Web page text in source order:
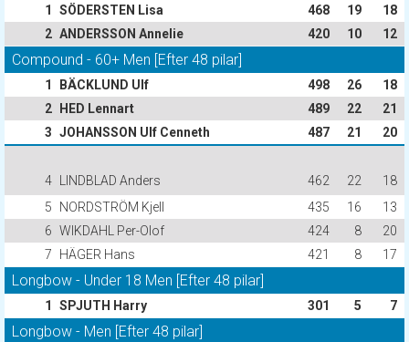
1 SÖDERSTEN Lisa 468 19
18
2 ANDERSSON Annelie 420 10 12
Compound - 60+ Men [Efter 48 pilar]
1 BÄCKLUND Ulf 498 26
18
2
HED Lennart 489 22
21
3 JOHANSSON Ulf Cenneth 487 21 20
4 LINDBLAD Anders 462 22
18
5
NORDSTRÖM Kjell 435 16
13
6 WIKDAHL Per-Olof 424 8
20
7
HÄGER Hans 421 8 17
Longbow - Under 18 Men [Efter 48 pilar]
1 SPJUTH Harry 301 5 7
Longbow - Men [Efter 48 pilar]